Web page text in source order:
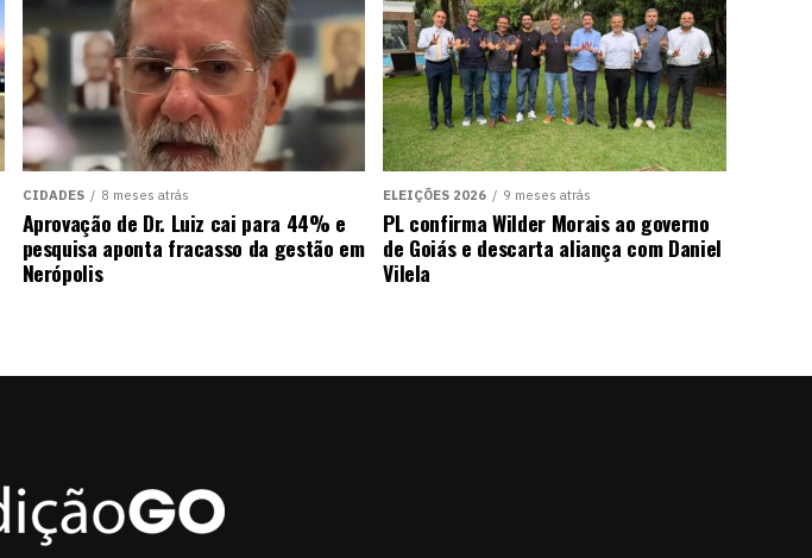
CIDADES 8 meses atrás
Aprovação de Dr. Luiz cai para 44% e
pesquisa aponta fracasso da gestão em
Nerópolis
ELEIÇÕES 2026 9 meses atrás
PL confirma Wilder Morais ao governo
de Goiás e descarta aliança com Daniel
Vilela